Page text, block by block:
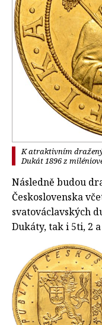
K atraktivním
Dukát 1896 z
Následně budou
Československa
svatováclavských
Dukáty, tak i 5ti, 2